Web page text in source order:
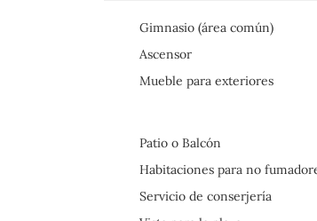
Gimnasio (área común)
Ascensor
Mueble para exteriores
Patio o Balcón
Habitaciones para no
Servicio de conserjería